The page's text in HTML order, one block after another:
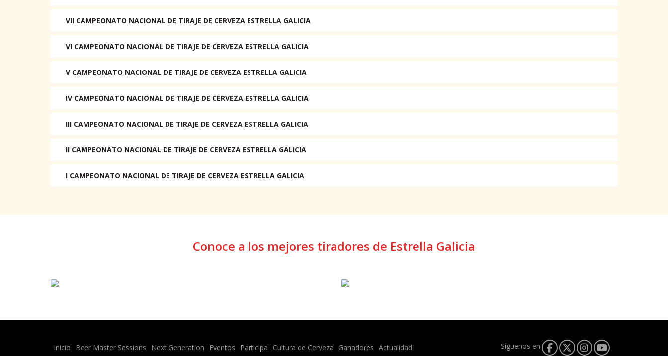
VII CAMPEONATO NACIONAL DE TIRAJE DE CERVEZA ESTRELLA GALICIA
VI CAMPEONATO NACIONAL DE TIRAJE DE CERVEZA ESTRELLA GALICIA
V CAMPEONATO NACIONAL DE TIRAJE DE CERVEZA ESTRELLA GALICIA
IV CAMPEONATO NACIONAL DE TIRAJE DE CERVEZA ESTRELLA GALICIA
III CAMPEONATO NACIONAL DE TIRAJE DE CERVEZA ESTRELLA GALICIA
II CAMPEONATO NACIONAL DE TIRAJE DE CERVEZA ESTRELLA GALICIA
I CAMPEONATO NACIONAL DE TIRAJE DE CERVEZA ESTRELLA GALICIA
Conoce a los mejores tiradores de Estrella Galicia
Inicio Beer Master Sessions Next Generation Eventos Participa Cultura de Cerveza Ganadores Actualidad Síguenos en